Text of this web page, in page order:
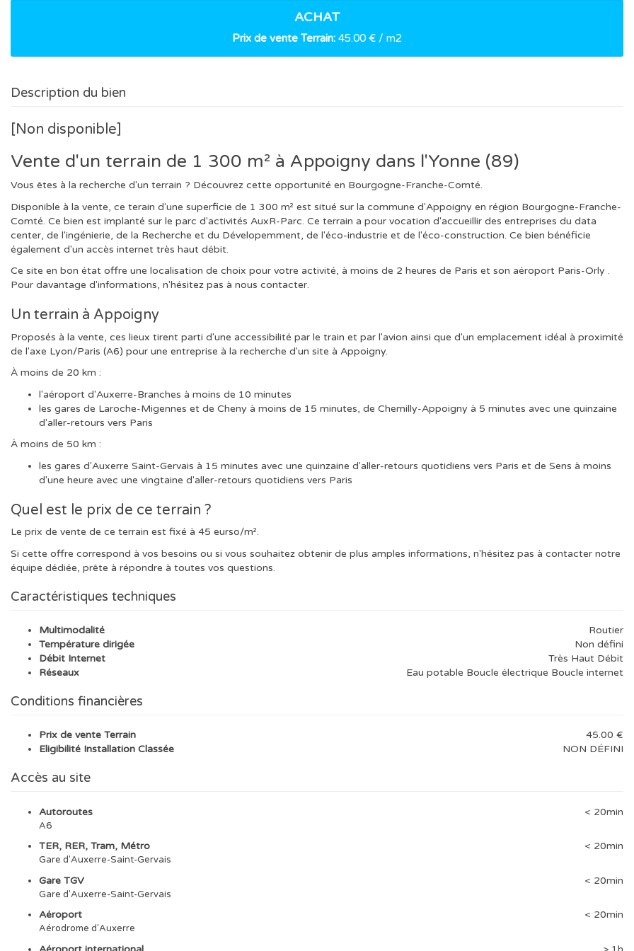
ACHAT
Prix de vente Terrain: 45.00 € / m2
Description du bien
[Non disponible]
Vente d'un terrain de 1 300 m² à Appoigny dans l'Yonne (89)
Vous êtes à la recherche d'un terrain ? Découvrez cette opportunité en Bourgogne-Franche-Comté.
Disponible à la vente, ce terain d'une superficie de 1 300 m² est situé sur la commune d'Appoigny en région Bourgogne-Franche-
Comté. Ce bien est implanté sur le parc d'activités AuxR-Parc. Ce terrain a pour vocation d'accueillir des entreprises du data
center, de l'ingénierie, de la Recherche et du Dévelopemment, de l'éco-industrie et de l'éco-construction. Ce bien bénéficie
également d'un accès internet très haut débit.
Ce site en bon état offre une localisation de choix pour votre activité, à moins de 2 heures de Paris et son aéroport Paris-Orly .
Pour davantage d'informations, n'hésitez pas à nous contacter.
Un terrain à Appoigny
Proposés à la vente, ces lieux tirent parti d'une accessibilité par le train et par l'avion ainsi que d'un emplacement idéal à proximité
de l'axe Lyon/Paris (A6) pour une entreprise à la recherche d'un site à Appoigny.
À moins de 20 km :
l'aéroport d'Auxerre-Branches à moins de 10 minutes
les gares de Laroche-Migennes et de Cheny à moins de 15 minutes, de Chemilly-Appoigny à 5 minutes avec une quinzaine
d'aller-retours vers Paris
À moins de 50 km :
les gares d'Auxerre Saint-Gervais à 15 minutes avec une quinzaine d'aller-retours quotidiens vers Paris et de Sens à moins
d'une heure avec une vingtaine d'aller-retours quotidiens vers Paris
Quel est le prix de ce terrain ?
Le prix de vente de ce terrain est fixé à 45 eurso/m².
Si cette offre correspond à vos besoins ou si vous souhaitez obtenir de plus amples informations, n'hésitez pas à contacter notre
équipe dédiée, prête à répondre à toutes vos questions.
Caractéristiques techniques
Multimodalité
Routier
Température dirigée
Non défini
Débit Internet
Très Haut Débit
Réseaux
Eau potable Boucle électrique Boucle internet
Conditions financières
Prix de vente Terrain
45.00 €
Eligibilité Installation Classée
NON DÉFINI
Accès au site
Autoroutes < 20min
A6
TER, RER, Tram, Métro < 20min
Gare d'Auxerre-Saint-Gervais
Gare TGV < 20min
Gare d'Auxerre-Saint-Gervais
Aéroport < 20min
Aérodrome d'Auxerre